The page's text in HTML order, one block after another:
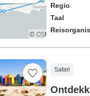
Regio
Taal
Safari